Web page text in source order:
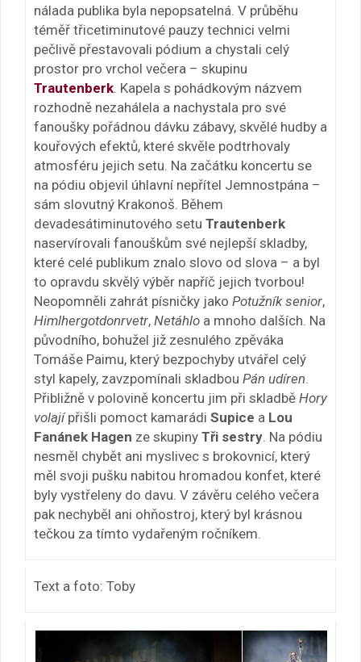
nálada publika byla nepopsatelná. V průběhu
téměř třicetiminutové pauzy technici velmi
pečlivě přestavovali pódium a chystali celý
prostor pro vrchol večera – skupinu
Trautenberk . Kapela s pohádkovým názvem
rozhodně nezahálela a nachystala pro své
fanoušky pořádnou dávku zábavy, skvělé hudby a
kouřových efektů, které skvěle podtrhovaly
atmosféru jejich setu. Na začátku koncertu se
na pódiu objevil úhlavní nepřítel Jemnostpána –
sám slovutný Krakonoš. Během
devadesátiminutového setu Trautenberk
naservírovali fanouškům své nejlepší skladby,
které celé publikum znalo slovo od slova – a byl
to opravdu skvělý výběr napříč jejich tvorbou!
Neopomněli zahrát písničky jako Potužník senior,
Himlhergotdonrvetr, Netáhlo a mnoho dalších. Na
původního, bohužel již zesnulého zpěváka
Tomáše Paimu, který bezpochyby utvářel celý
styl kapely, zavzpomínali skladbou Pán udíren
Přibližně v polovině koncertu jim při skladbě Hory
volajípřišli pomoct kamarádi Supice a Lou
Fanánek Hagen ze skupiny Tři sestry . Na pódiu
nesměl chybět ani myslivec s brokovnicí, který
měl svoji pušku nabitou hromadou konfet, které
byly vystřeleny do davu. V závěru celého večera
pak nechyběl ani ohňostroj, který byl krásnou
tečkou za tímto vydařeným ročníkem.
Text a foto: Toby